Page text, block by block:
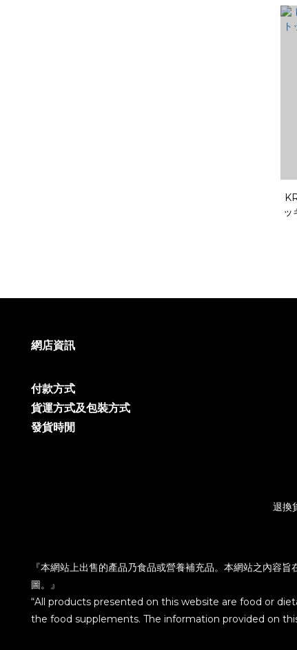
網店資訊
付款方式
貨運方式及包裝方式
發貨時閒
退換
『本網站上出售的產品乃食品或營養補充品。本網站之內容
圖。』
“All products presented on this website are food or
the food supplements. The information provided on